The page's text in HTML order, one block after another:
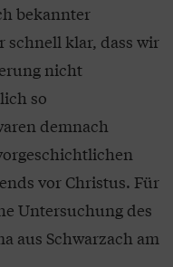
bekannter
schnell klar, dass wir
nicht
so
demnach
vor Christus. Für
Untersuchung des
aus Schwarzach am